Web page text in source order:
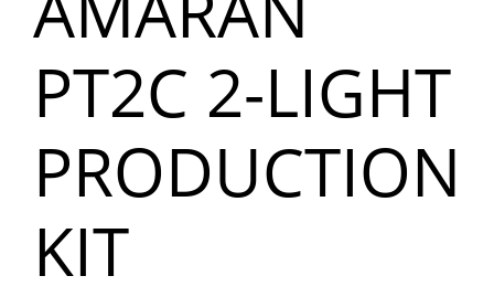
PT2C 2-LIGHT
PRODUCTION
KIT